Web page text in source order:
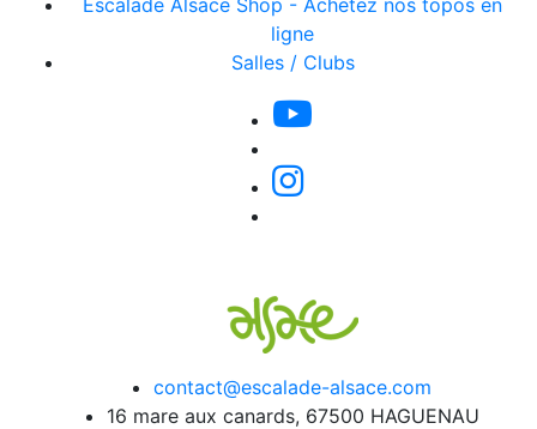
Escalade Alsace Shop - Achetez nos topos en
ligne
Salles / Clubs
contact@escalade-alsace.com
16 mare aux canards, 67500 HAGUENAU